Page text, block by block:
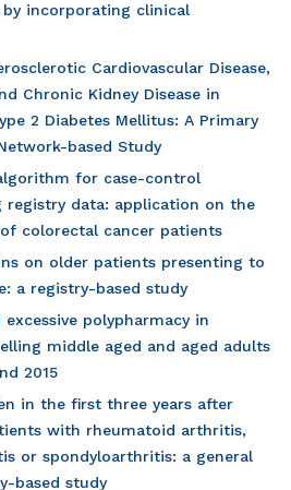
by incorporating clinical
Cardiovascular Disease,
Chronic Kidney Disease in
2 Diabetes Mellitus: A Primary
based Study
for case-control
registry data: application on the
colorectal cancer patients
on older patients presenting to
a registry-based study
polypharmacy in
middle aged and aged adults
2015
in the first three years after
with rheumatoid arthritis,
or spondyloarthritis: a general
based study